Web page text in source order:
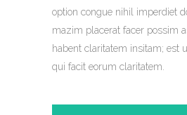
option congue nihil imperdiet
mazim placerat facer possim
habent claritatem insitam; est
qui facit eorum claritatem.